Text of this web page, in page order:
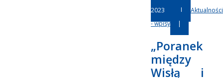
2023
|
Aktualności
- wpisy
|
„Poranek
między
Wisłą i